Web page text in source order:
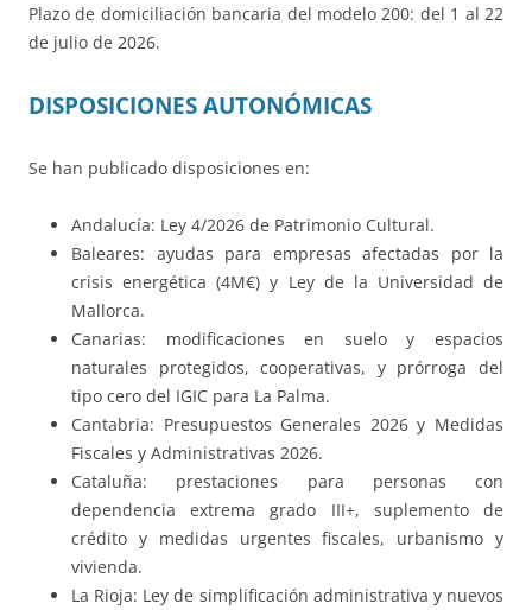
Plazo de domiciliación bancaria del modelo 200: del 1 al 22
de julio de 2026.
DISPOSICIONES AUTONÓMICAS
Se han publicado disposiciones en:
Andalucía: Ley 4/2026 de Patrimonio Cultural.
Baleares: ayudas para empresas afectadas por la
crisis energética (4M€) y Ley de la Universidad de
Mallorca.
Canarias: modificaciones en suelo y espacios
naturales protegidos, cooperativas, y prórroga del
tipo cero del IGIC para La Palma.
Cantabria: Presupuestos Generales 2026 y Medidas
Fiscales y Administrativas 2026.
Cataluña: prestaciones para personas con
dependencia extrema grado III+, suplemento de
crédito y medidas urgentes fiscales, urbanismo y
vivienda.
La Rioja: Ley de simplificación administrativa y nuevos